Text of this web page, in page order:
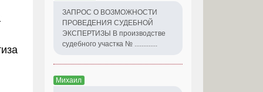
ЗАПРОС О ВОЗМОЖНОСТИ
ПРОВЕДЕНИЯ СУДЕБНОЙ
ЭКСПЕРТИЗЫ В производстве
судебного участка № .............
Михаил